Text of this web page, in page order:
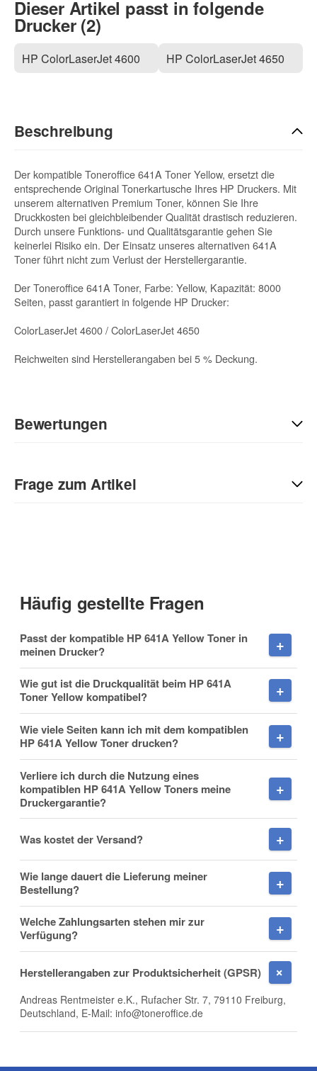
Dieser Artikel passt in folgende
Drucker (2)
HP ColorLaserJet 4600 HP ColorLaserJet 4650
Beschreibung
Der kompatible Toneroffice 641A Toner Yellow, ersetzt die
entsprechende Original Tonerkartusche Ihres HP Druckers. Mit
unserem alternativen Premium Toner, können Sie Ihre
Druckkosten bei gleichbleibender Qualität drastisch reduzieren.
Durch unsere Funktions- und Qualitätsgarantie gehen Sie
keinerlei Risiko ein. Der Einsatz unseres alternativen 641A
Toner führt nicht zum Verlust der Herstellergarantie.
Der Toneroffice 641A Toner, Farbe: Yellow, Kapazität: 8000
Seiten, passt garantiert in folgende HP Drucker:
ColorLaserJet 4600 / ColorLaserJet 4650
Reichweiten sind Herstellerangaben bei 5 % Deckung.
Bewertungen
Sie Anderen bei der Kaufentscheidung:
Frage zum Artikel
Nachname
Firma
E-Mail
Telefon
Mobiltelefon
Häufig gestellte Fragen
Passt der kompatible HP 641A Yellow Toner in
meinen Drucker?
Wie gut ist die Druckqualität beim HP 641A
Toner Yellow kompatibel?
Wie viele Seiten kann ich mit dem kompatiblen
HP 641A Yellow Toner drucken?
Verliere ich durch die Nutzung eines
kompatiblen HP 641A Yellow Toners meine
Druckergarantie?
Was kostet der Versand?
Wie lange dauert die Lieferung meiner
Bestellung?
Welche Zahlungsarten stehen mir zur
Verfügung?
Herstellerangaben zur Produktsicherheit (GPSR)
Andreas Rentmeister e.K., Rufacher Str. 7, 79110 Freiburg,
Deutschland, E-Mail: info@toneroffice.de